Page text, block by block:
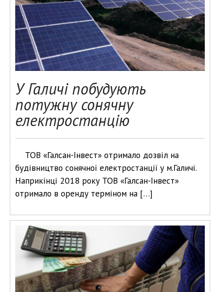
У Галичі побудують
потужну сонячну
електростанцію
ТОВ «Галсан-Інвест» отримало дозвіл на
будівництво сонячної електростанції у м.Галичі.
Наприкінці 2018 року ТОВ «Галсан-Інвест»
отримало в оренду терміном на […]